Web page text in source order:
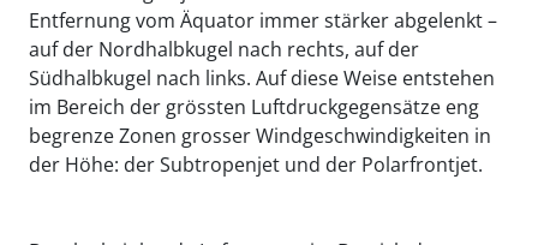
Entfernung vom Äquator immer stärker abgelenkt –
auf der Nordhalbkugel nach rechts, auf der
Südhalbkugel nach links. Auf diese Weise entstehen
im Bereich der grössten Luftdruckgegensätze eng
begrenze Zonen grosser Windgeschwindigkeiten in
der Höhe: der Subtropenjet und der Polarfrontjet.